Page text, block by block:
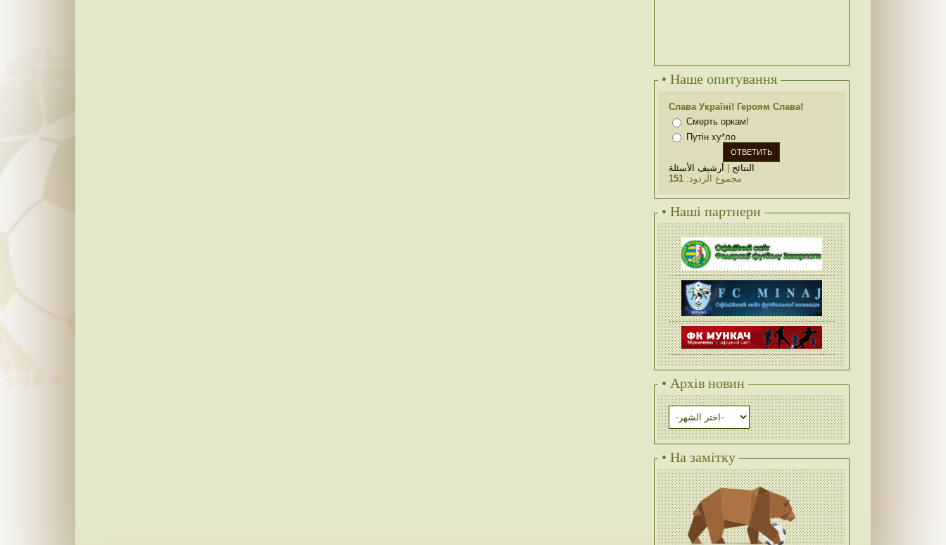
• Наше опитування
Слава Україні! Героям Слава!
Смерть оркам!
Путін ху*ло
النتائج
أرشيف الأسئلة
مجموع الردود:151
• Наші партнери
• Архів новин
• На замітку